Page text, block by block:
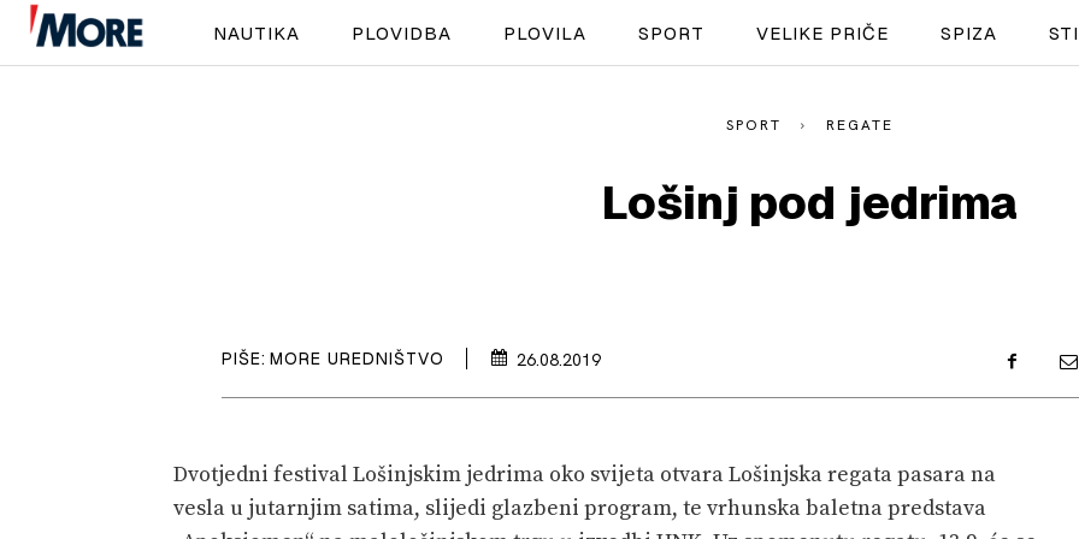
SPORT
PRETPLATA
SHOP
NAUTIKA PLOVIDBA PLOVILA SPORT VELIKE PRIČE SPIZA
SPORT REGATE
Lošinj pod jedrima
PIŠE: MORE UREDNIŠTVO 26.08.2019
Dvotjedni festival Lošinjskim jedrima oko svijeta otvara Lošinjska regata pasara na
vesla u jutarnjim satima, slijedi glazbeni program, te vrhunska baletna predstava